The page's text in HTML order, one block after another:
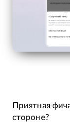
Приятная
стороне?